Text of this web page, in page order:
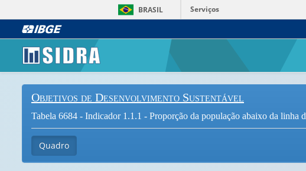
BRASIL Serviços
Objetivos de Desenvolvimento Sustentável
Tabela 6684 - Indicador 1.1.1 - Proporção da população abaixo da linha
Quadro